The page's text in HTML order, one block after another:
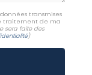
transmises
traitement de ma
sera faite des
)